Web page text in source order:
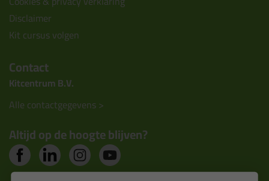
Disclaimer
Kit cursus volgen
Contact
Kitcentrum B.V.
Alle contactgegevens >
Altijd op de hoogte blijven?